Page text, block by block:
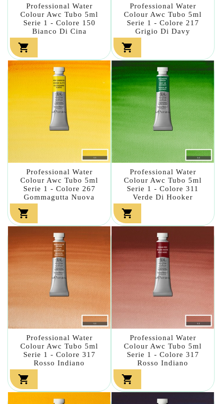
Professional Water
Colour Awc Tubo 5ml
Serie 1 - Colore 150
Bianco Di Cina

Professional Water
Colour Awc Tubo 5ml
Serie 1 - Colore 217
Grigio Di Davy

Professional Water
Colour Awc Tubo 5ml
Serie 1 - Colore 267
Gommagutta Nuova

Professional Water
Colour Awc Tubo 5ml
Serie 1 - Colore 311
Verde Di Hooker

Professional Water
Colour Awc Tubo 5ml
Serie 1 - Colore 317
Rosso Indiano

Professional Water
Colour Awc Tubo 5ml
Serie 1 - Colore 317
Rosso Indiano
